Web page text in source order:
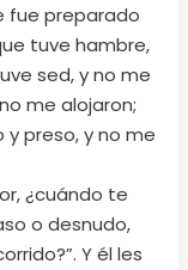
fue preparado
tuve hambre,
sed, y no me
me alojaron;
preso, y no me
¿cuándo te
o desnudo,
Y él les